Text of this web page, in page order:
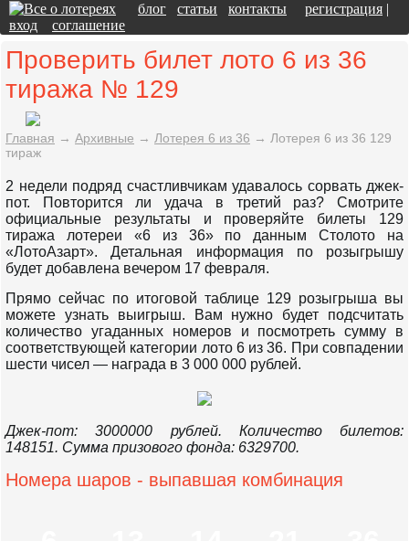
блог статьи контакты регистрация |
вход
соглашение
Проверить билет лото 6 из 36
тиража № 129
Главная → Архивные → Лотерея 6 из 36 → Лотерея 6 из 36 129
тираж
2 недели подряд счастливчикам удавалось сорвать джек-
пот. Повторится ли удача в третий раз? Смотрите
официальные результаты и проверяйте билеты 129
тиража лотереи «6 из 36» по данным Столото на
«ЛотоАзарт». Детальная информация по розыгрышу
будет добавлена вечером 17 февраля.
Прямо сейчас по итоговой таблице 129 розыгрыша вы
можете узнать выигрыш. Вам нужно будет подсчитать
количество угаданных номеров и посмотреть сумму в
соответствующей категории лото 6 из 36. При совпадении
шести чисел — награда в 3 000 000 рублей.
Джек-пот: 3000000 рублей. Количество билетов:
148151. Сумма призового фонда: 6329700.
Номера шаров - выпавшая комбинация